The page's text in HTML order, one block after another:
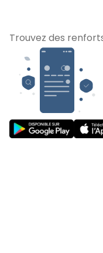
Trouvez des